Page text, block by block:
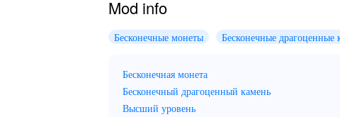
Mod info
Бесконечные монеты Бесконечные драгоценные
Бесконечная монета
Бесконечный драгоценный камень
Высший уровень